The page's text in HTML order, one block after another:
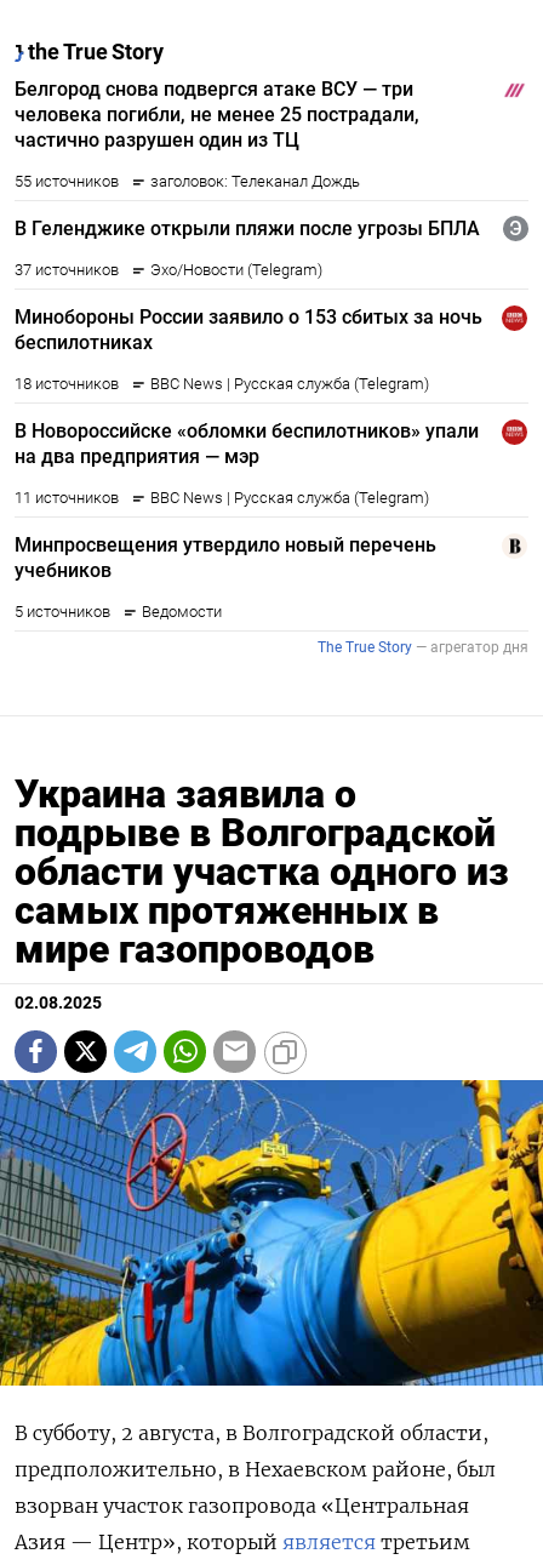
Украина заявила о
подрыве в Волгоградской
области участка одного из
самых протяженных в
мире газопроводов
02.08.2025
В субботу, 2 августа, в Волгоградской области,
предположительно, в Нехаевском районе, был
взорван участок газопровода «Центральная
Азия — Центр», который является третьим